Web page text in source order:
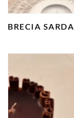
BRECIA SARDA